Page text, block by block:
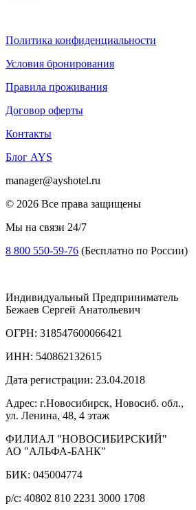
Политика конфиденциальности
Условия бронирования
Правила проживания
Договор оферты
Контакты
Блог AYS
manager@ayshotel.ru
© 2026 Все права защищены
Мы на связи 24/7
8 800 550-59-76 (Бесплатно по России)
Индивидуальный Предприниматель
Бежаев Сергей Анатольевич
ОГРН: 318547600066421
ИНН: 540862132615
Дата регистрации: 23.04.2018
Адрес: г.Новосибирск, Новосиб. обл.,
ул. Ленина, 48, 4 этаж
ФИЛИАЛ "НОВОСИБИРСКИЙ"
АО "АЛЬФА-БАНК"
БИК: 045004774
р/с: 40802 810 2231 3000 1708